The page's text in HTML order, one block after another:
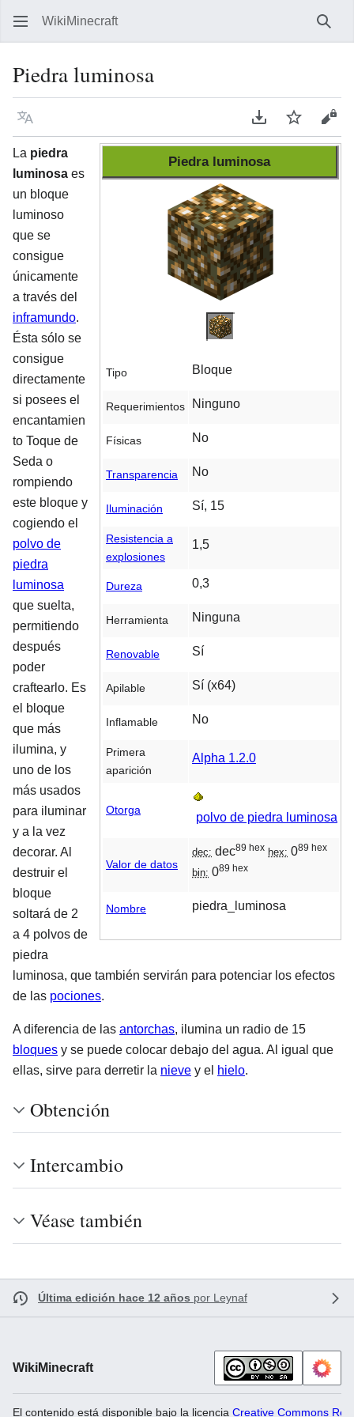
WikiMinecraft
Piedra luminosa
Idioma Descargar en
VigilarVer
Piedra luminosa
Tipo Bloque
Requerimientos Ninguno
Físicas No
Transparencia No
Iluminación Sí, 15
Resistencia a
explosiones
1,5
Dureza 0,3
Herramienta Ninguna
Renovable Sí
Apilable Sí (x64)
Inflamable No
Primera
aparición
Alpha 1.2.0
Otorga
polvo de piedra luminosa
Valor de datos
dec: dec89 hex hex: 089 hex
bin: 089 hex
Nombre piedra_luminosa
La piedra
luminosa es
un bloque
luminoso
que se
consigue
únicamente
a través del
inframundo.
Ésta sólo se
consigue
directamente
si posees el
encantamien
to Toque de
Seda o
rompiendo
este bloque y
cogiendo el
polvo de
piedra
luminosa
que suelta,
permitiendo
después
poder
craftearlo. Es
el bloque
que más
ilumina, y
uno de los
más usados
para iluminar
y a la vez
decorar. Al
destruir el
bloque
soltará de 2
a 4 polvos de
piedra
luminosa, que también servirán para potenciar los efectos
de las pociones.
A diferencia de las antorchas, ilumina un radio de 15
bloques y se puede colocar debajo del agua. Al igual que
ellas, sirve para derretir la nieve y el hielo.
Obtención
Intercambio
Véase también
Última edición hace 12 años por Leynaf
WikiMinecraft
El contenido está disponible bajo la licencia Creative Commons